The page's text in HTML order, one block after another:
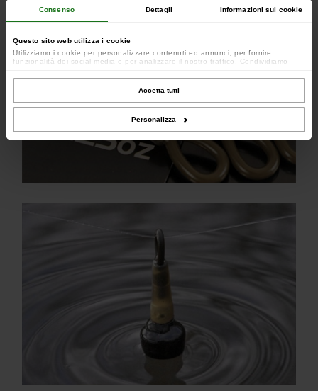
Consenso Dettagli Informazioni sui cookie
Questo sito web utilizza i cookie
Utilizziamo i cookie per personalizzare contenuti ed annunci, per fornire
funzionalità dei social media e per analizzare il nostro traffico. Condividiamo
occupano di analisi dei dati web, pubblicità e social media, i quali potrebbero
combinarle con altre informazioni che hai fornito loro o che hanno raccolto dal
Accetta tutti
Personalizza